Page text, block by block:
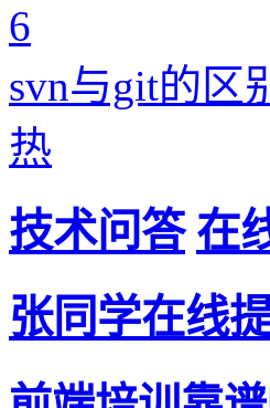
6
svn与git的区
热
技术问答 在
张同学在线